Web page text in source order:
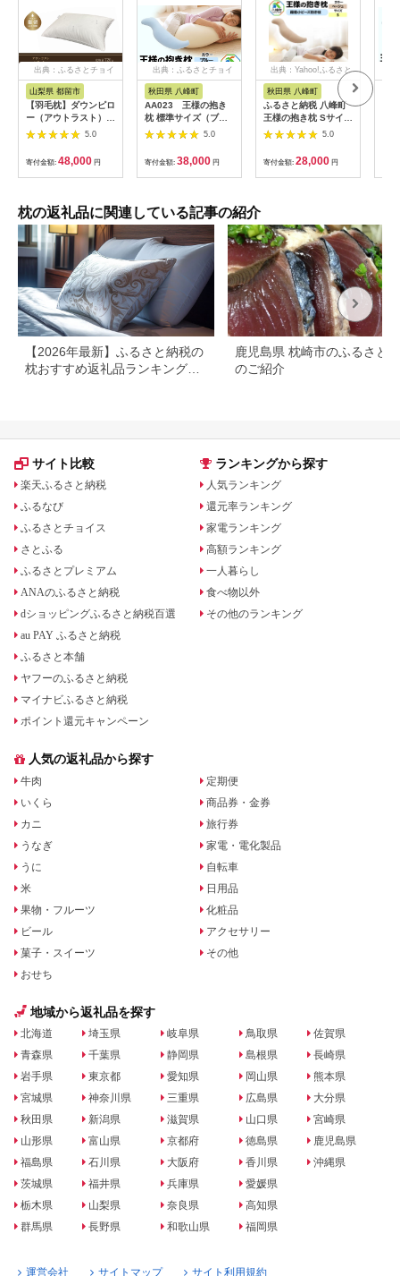
出典：ふるさとチョイ
ス
山梨県 都留市
【羽毛枕】ダウンピロ
ー（アウトラスト）
【大型サイズ：
50cm×70cm】【サン
モト】枕 羽毛まくら
お昼寝パット 抱き枕
寝具 睡眠 快適 熟睡
5.0
寄付金額: 48,000 円
出典：ふるさとチョイ
ス
秋田県 八峰町
AA023 王様の抱き
枕 標準サイズ（ブル
ー）超極小ビーズ抱き
まくら【500406】
5.0
寄付金額: 38,000 円
出典：Yahoo!ふるさと
納税
秋田県 八峰町
ふるさと納税 八峰町
王様の抱き枕 Sサイズ
(ベージュ)小さめの抱
きまくらタイ
プ|16_mkr-21g101s
5.0
寄付金額: 28,000 円
枕の返礼品に関連している記事の紹介
【2026年最新】ふるさと納税の
枕おすすめ返礼品ランキング｜
鹿児島県 枕崎市のふるさと
のご紹介
サイト比較
楽天ふるさと納税
ふるなび
ふるさとチョイス
さとふる
ふるさとプレミアム
ANAのふるさと納税
dショッピングふるさと納税百選
au PAY ふるさと納税
ふるさと本舗
ヤフーのふるさと納税
マイナビふるさと納税
ポイント還元キャンペーン
ランキングから探す
人気ランキング
還元率ランキング
家電ランキング
高額ランキング
一人暮らし
食べ物以外
その他のランキング
人気の返礼品から探す
牛肉
いくら
カニ
うなぎ
うに
米
果物・フルーツ
ビール
菓子・スイーツ
おせち
定期便
商品券・金券
旅行券
家電・電化製品
自転車
日用品
化粧品
アクセサリー
その他
地域から返礼品を探す
北海道
青森県
岩手県
宮城県
秋田県
山形県
福島県
茨城県
栃木県
群馬県
埼玉県
千葉県
東京都
神奈川県
新潟県
富山県
石川県
福井県
山梨県
長野県
岐阜県
静岡県
愛知県
三重県
滋賀県
京都府
大阪府
兵庫県
奈良県
和歌山県
鳥取県
島根県
岡山県
広島県
山口県
徳島県
香川県
愛媛県
高知県
福岡県
佐賀県
長崎県
熊本県
大分県
宮崎県
鹿児島県
沖縄県
運営会社 サイトマップ サイト利用規約